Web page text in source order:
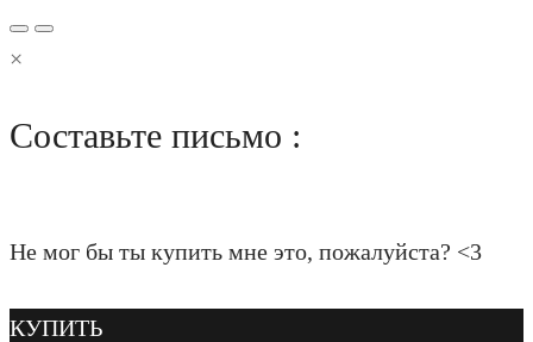
×
Составьте письмо :
Не мог бы ты купить мне это, пожалуйста? <3
КУПИТЬ